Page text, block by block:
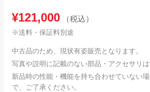
¥121,000 （税込）
※送料・保証料別途
中古品のため、現状有姿販売となります。
写真や説明に記載のない部品・アクセサリは
新品時の性能・機能を持ち合わせていない
で、ご了承ください。